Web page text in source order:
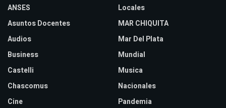
ANSES
Asuntos Docentes
Audios
Business
Castelli
Chascomus
Cine
Locales
MAR CHIQUITA
Mar Del Plata
Mundial
Musica
Nacionales
Pandemia